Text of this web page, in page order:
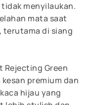
menyilaukan.
mata saat
terutama di siang
Rejecting Green
premium dan
hijau yang